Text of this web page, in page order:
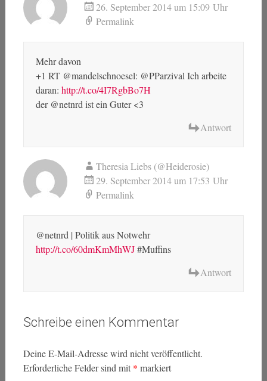
26. September 2014 um 15:09 Uhr
Permalink
Mehr davon
+1 RT @mandelschnoesel: @PParzival Ich arbeite
daran: http://t.co/4I7RgbBo7H
der @netnrd ist ein Guter <3
Antwort
Theresia Liebs (@Heiderosie)
29. September 2014 um 17:53 Uhr
Permalink
@netnrd | Politik aus Notwehr
http://t.co/60dmKmMhWJ#Muffins
Antwort
Schreibe einen Kommentar
Deine E-Mail-Adresse wird nicht veröffentlicht.
Erforderliche Felder sind mit * markiert